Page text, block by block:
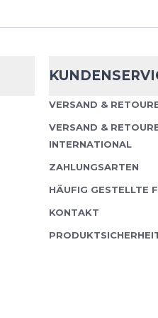
Shokz
Der neue Shokz
Sportbegeisterten
VERSAND &
VERSAND &
INTERNATIONAL
ZAHLUNGSARTEN
HÄUFIG GESTELLTE
KONTAKT